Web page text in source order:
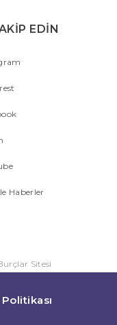
EDİN
Haberler
Sitesi